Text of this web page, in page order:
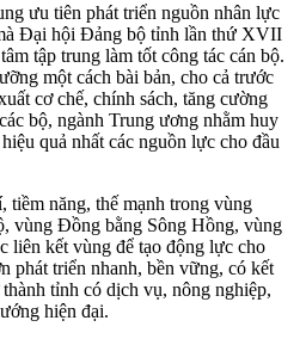
ưu tiên phát triển nguồn nhân lực
Đại hội Đảng bộ tỉnh lần thứ XVII
tập trung làm tốt công tác cán bộ.
một cách bài bản, cho cả trước
cơ chế, chính sách, tăng cường
bộ, ngành Trung ương nhằm huy
quả nhất các nguồn lực cho đầu
năng, thế mạnh trong vùng
vùng Đồng bằng Sông Hồng, vùng
liên kết vùng để tạo động lực cho
phát triển nhanh, bền vững, có kết
tỉnh có dịch vụ, nông nghiệp,
hiện đại.